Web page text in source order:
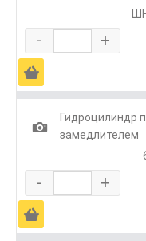
- +
Ä
1
Гидроцилиндр
замедлителем
- +
Ä